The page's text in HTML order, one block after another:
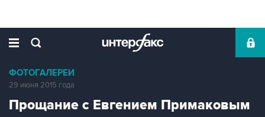
ФОТОГАЛЕРЕИ
29 июня 2015 года
Прощание с Евгением Примаковым